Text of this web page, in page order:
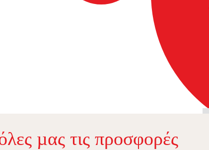
µας τις προσφορές